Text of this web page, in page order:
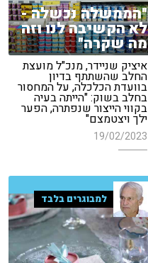
"הממשלה נכשלה -
לא הקשיבה לנו וזה
מה שקרה"
איציק שניידר, מנכ"ל מועצת
החלב שהשתתף בדיון
בוועדת הכלכלה, על המחסור
בחלב בשוק: "הייתה בעיה
בקווי הייצור שנפתרה, הפער
ילך ויצטמצם"
19/02/2023
למבוגרים בלבד